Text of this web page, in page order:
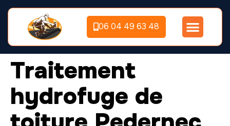
06 04 49 63 48
Traitement
hydrofuge de